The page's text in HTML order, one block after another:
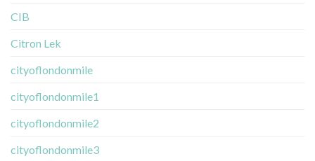
CIB
Citron Lek
cityoflondonmile
cityoflondonmile1
cityoflondonmile2
cityoflondonmile3